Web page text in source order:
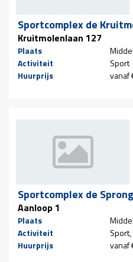
Sportcomplex de
Kruitmolenlaan 127
Plaats
Activiteit
Sport
Huurprijs
vanaf
Sportcomplex de Sprong
Aanloop 1
Plaats
Activiteit
Huurprijs
vanaf